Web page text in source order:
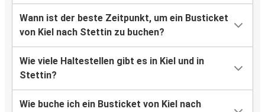
Wann ist der beste Zeitpunkt, um ein Busticket
von Kiel nach Stettin zu buchen?
Wie viele Haltestellen gibt es in Kiel und in
Stettin?
Wie buche ich ein Busticket von Kiel nach